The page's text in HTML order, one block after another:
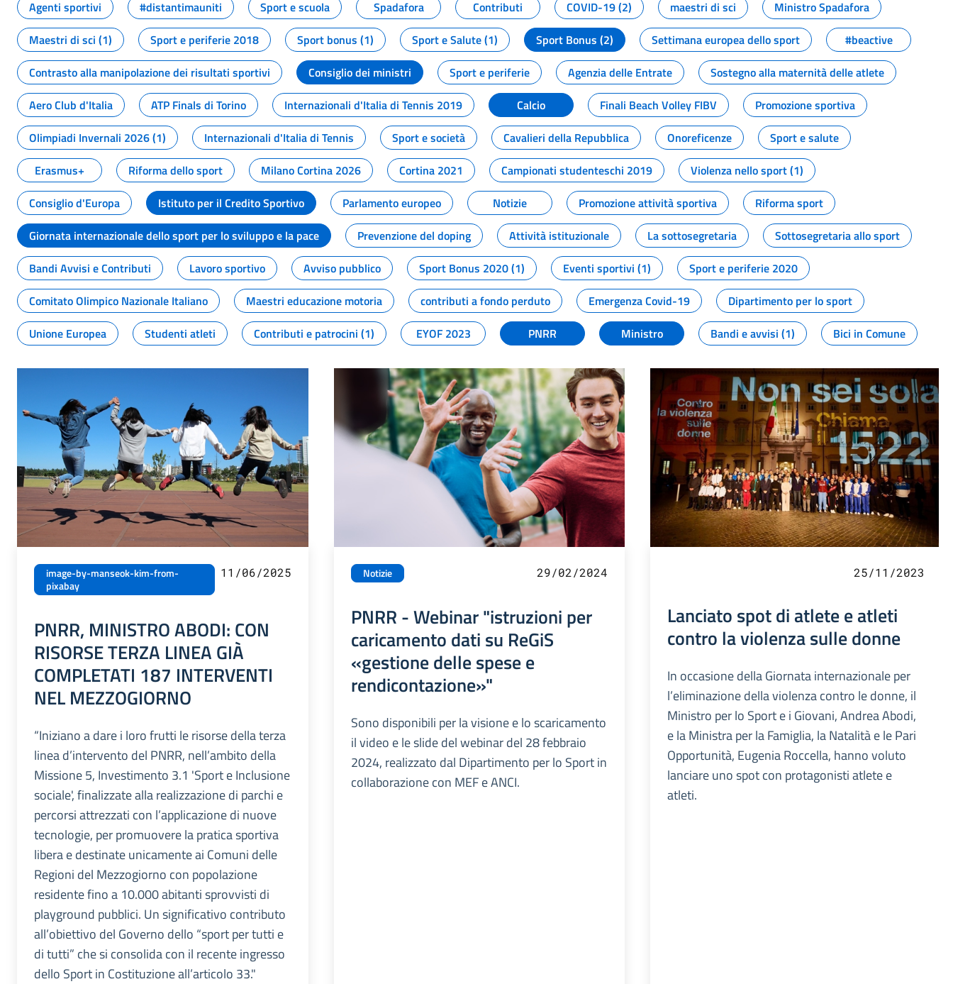
Agenti sportivi
#distantimauniti Sport e scuola Spadafora Contributi COVID-19 (2) maestri di sci
Ministro Spadafora
Maestri di sci (1)
Sport e periferie 2018 Sport bonus (1) Sport e Salute (1) Sport Bonus (2) Settimana europea dello sport
#beactive
Contrasto alla manipolazione dei risultati sportivi
Consiglio dei ministri Sport e periferie Agenzia delle Entrate
Sostegno alla maternità delle atlete
Aero Club d'Italia
ATP Finals di Torino Internazionali d'Italia di Tennis 2019 Calcio Finali Beach Volley FIBV
Promozione sportiva
Olimpiadi Invernali 2026 (1)
Internazionali d'Italia di Tennis Sport e società Cavalieri della Repubblica Onoreficenze
Sport e salute
Erasmus+
Riforma dello sport Milano Cortina 2026 Cortina 2021 Campionati studenteschi 2019
Violenza nello sport (1)
Consiglio d'Europa
Istituto per il Credito Sportivo Parlamento europeo Notizie Promozione attività sportiva
Riforma sport
Giornata internazionale dello sport per lo sviluppo e la pace
Prevenzione del doping Attività istituzionale La sottosegretaria
Sottosegretaria allo sport
Bandi Avvisi e Contributi
Lavoro sportivo Avviso pubblico Sport Bonus 2020 (1) Eventi sportivi (1)
Sport e periferie 2020
Comitato Olimpico Nazionale Italiano
Maestri educazione motoria contributi a fondo perduto Emergenza Covid-19
Dipartimento per lo sport
Unione Europea
Studenti atleti Contributi e patrocini (1) EYOF 2023 PNRR Ministro Bandi e avvisi (1) Bici in Comune
image-by-manseok-kim-from-
pixabay
11/06/2025
PNRR, MINISTRO ABODI: CON
RISORSE TERZA LINEA GIÀ
COMPLETATI 187 INTERVENTI
NEL MEZZOGIORNO
“Iniziano a dare i loro frutti le risorse della terza
linea d’intervento del PNRR, nell’ambito della
Missione 5, Investimento 3.1 'Sport e Inclusione
sociale', finalizzate alla realizzazione di parchi e
percorsi attrezzati con l’applicazione di nuove
tecnologie, per promuovere la pratica sportiva
libera e destinate unicamente ai Comuni delle
Regioni del Mezzogiorno con popolazione
residente fino a 10.000 abitanti sprovvisti di
playground pubblici. Un significativo contributo
all’obiettivo del Governo dello “sport per tutti e
di tutti” che si consolida con il recente ingresso
dello Sport in Costituzione all’articolo 33."
Notizie 29/02/2024
PNRR - Webinar "istruzioni per
caricamento dati su ReGiS
«gestione delle spese e
rendicontazione»"
Sono disponibili per la visione e lo scaricamento
il video e le slide del webinar del 28 febbraio
2024, realizzato dal Dipartimento per lo Sport in
collaborazione con MEF e ANCI.
25/11/2023
Lanciato spot di atlete e atleti
contro la violenza sulle donne
In occasione della Giornata internazionale per
l’eliminazione della violenza contro le donne, il
Ministro per lo Sport e i Giovani, Andrea Abodi,
e la Ministra per la Famiglia, la Natalità e le Pari
Opportunità, Eugenia Roccella, hanno voluto
lanciare uno spot con protagonisti atlete e
atleti.